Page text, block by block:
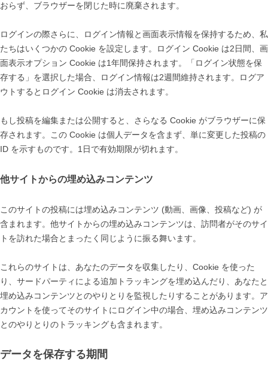
おらず、ブラウザーを閉じた時に廃棄されます。
ログインの際さらに、ログイン情報と画面表示情報を保持するため、私
たちはいくつかの Cookie を設定します。ログイン Cookie は2日間、画
面表示オプション Cookie は1年間保持されます。「ログイン状態を保
存する」を選択した場合、ログイン情報は2週間維持されます。ログア
ウトするとログイン Cookie は消去されます。
もし投稿を編集または公開すると、さらなる Cookie がブラウザーに保
存されます。この Cookie は個人データを含まず、単に変更した投稿の
ID を示すものです。1日で有効期限が切れます。
他サイトからの埋め込みコンテンツ
このサイトの投稿には埋め込みコンテンツ (動画、画像、投稿など) が
含まれます。他サイトからの埋め込みコンテンツは、訪問者がそのサイ
トを訪れた場合とまったく同じように振る舞います。
これらのサイトは、あなたのデータを収集したり、Cookie を使った
り、サードパーティによる追加トラッキングを埋め込んだり、あなたと
埋め込みコンテンツとのやりとりを監視したりすることがあります。ア
カウントを使ってそのサイトにログイン中の場合、埋め込みコンテンツ
とのやりとりのトラッキングも含まれます。
データを保存する期間